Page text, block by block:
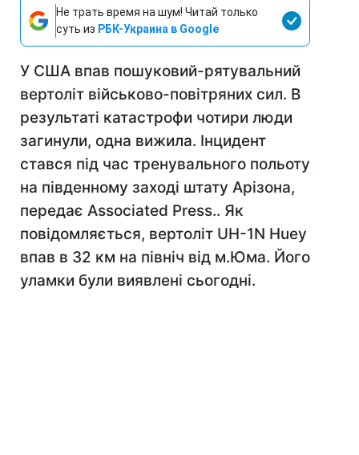
Не трать время на шум! Читай только
суть из РБК-Украина в Google
У США впав пошуковий-рятувальний
вертоліт військово-повітряних сил. В
результаті катастрофи чотири люди
загинули, одна вижила. Інцидент
стався під час тренувального польоту
на південному заході штату Арізона,
передає Associated Press.. Як
повідомляється, вертоліт UH-1N Huey
впав в 32 км на північ від м.Юма. Його
уламки були виявлені сьогодні.